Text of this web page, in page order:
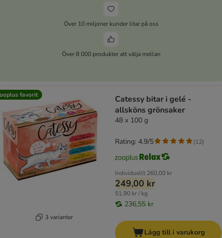
Över 10 miljoner kunder litar på oss
Över 8 000 produkter att välja mellan
favorit
3 varianter
Catessy bitar i gelé -
allsköns grönsaker
48 x 100 g
Individuellt 260,00 kr
249,00 kr
51,90 kr / kg
236,55 kr
Rating: 4.9/5 (12)
Lägg till i varukorg